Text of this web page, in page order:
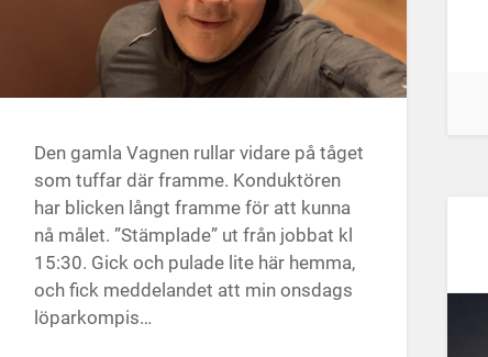
Den gamla Vagnen rullar vidare på tåget
som tuffar där framme. Konduktören
har blicken långt framme för att kunna
nå målet. ”Stämplade” ut från jobbat kl
15:30. Gick och pulade lite här hemma,
och fick meddelandet att min onsdags
löparkompis…